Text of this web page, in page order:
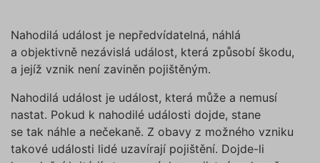
Nahodilá událost je nepředvídatelná, náhlá
a objektivně nezávislá událost, která způsobí škodu,
a jejíž vznik není zaviněn pojištěným.
Nahodilá událost je událost, která může a nemusí
nastat. Pokud k nahodilé události dojde, stane
se tak náhle a nečekaně. Z obavy z možného vzniku
takové události lidé uzavírají pojištění. Dojde-li